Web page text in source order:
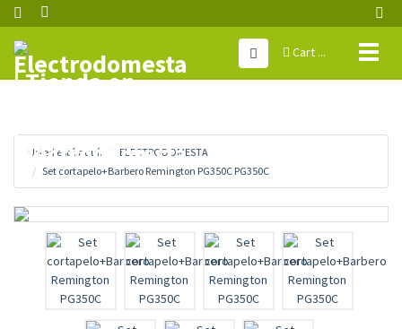
Cart ...
Usted está aquí:
ELECTRODOMESTA
Set cortapelo+Barbero Remington PG350C PG350C